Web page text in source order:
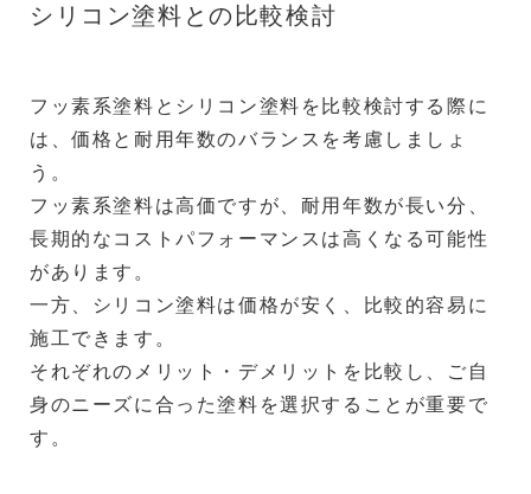
シリコン塗料との比較検討
フッ素系塗料とシリコン塗料を比較検討する際に
は、価格と耐用年数のバランスを考慮しましょ
う。
フッ素系塗料は高価ですが、耐用年数が長い分、
長期的なコストパフォーマンスは高くなる可能性
があります。
一方、シリコン塗料は価格が安く、比較的容易に
施工できます。
それぞれのメリット・デメリットを比較し、ご自
身のニーズに合った塗料を選択することが重要で
す。